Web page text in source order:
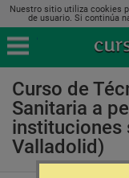
Nuestro sitio utiliza cookies
de usuario. Si continúa
Curso de
Sanitaria a
instituciones
Valladolid)